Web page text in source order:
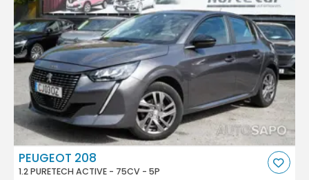
PEUGEOT 208
1.2 PURETECH ACTIVE - 75CV - 5P